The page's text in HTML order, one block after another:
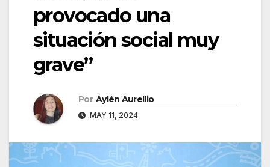
provocado una
situación social muy
grave”
Por Aylén Aurellio
MAY 11, 2024